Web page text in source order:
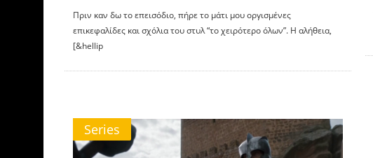
Πριν καν δω το επεισόδιο, πήρε το μάτι μου οργισμένες
επικεφαλίδες και σχόλια του στυλ “το χειρότερο όλων”. Η αλήθεια,
[&hellip
Series